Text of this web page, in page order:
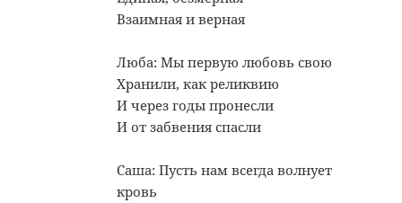
Взаимная и верная
Люба: Мы первую любовь свою
Хранили, как реликвию
И через годы пронесли
И от забвения спасли
Саша: Пусть нам всегда волнует
кровь